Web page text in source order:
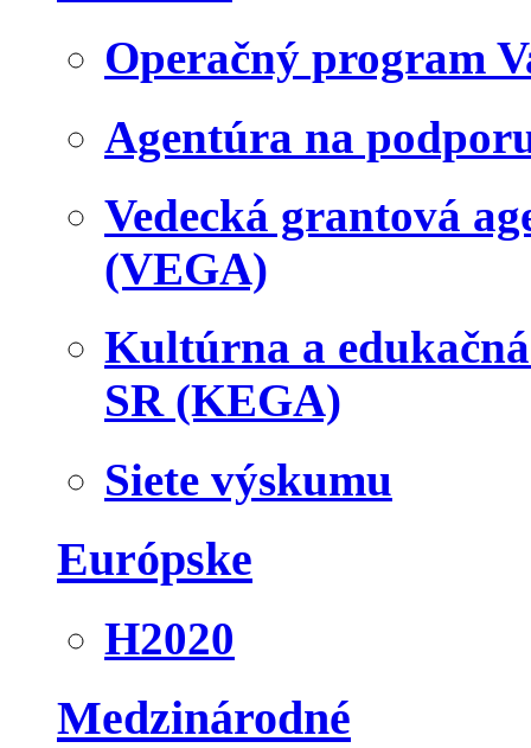
Operačný program
Agentúra na
Vedecká grantová
(VEGA)
Kultúrna a
SR (KEGA)
Siete výskumu
Európske
H2020
Medzinárodné